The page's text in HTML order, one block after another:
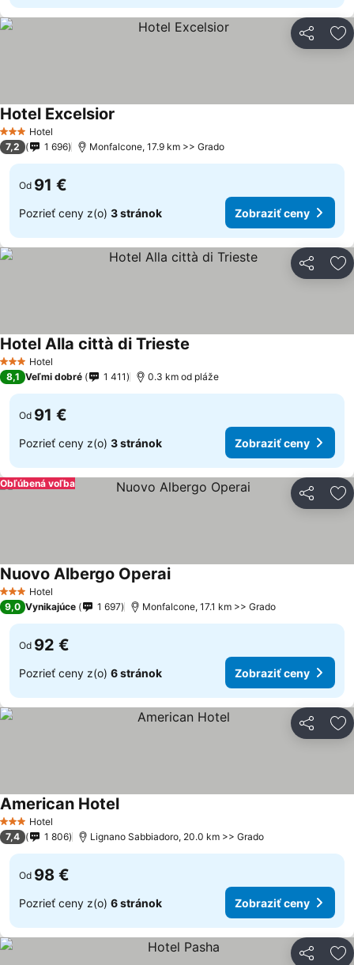
Zdieľať
3 Počet hviezdičiek
Hotel
Hotel Excelsior
7,2 1 696 Monfalcone, 17.9 km >> Grado
Od 91 €
Pozrieť ceny z(o) 3 stránok Zobraziť ceny
Zdieľať
3 Počet hviezdičiek
Hotel
Hotel Alla città di Trieste
8,1 Veľmi dobré 1 411 0.3 km od pláže
Od 91 €
Pozrieť ceny z(o) 3 stránok Zobraziť ceny
Zdieľať
Obľúbená voľba
3 Počet hviezdičiek
Hotel
Nuovo Albergo Operai
9,0 Vynikajúce 1 697 Monfalcone, 17.1 km >> Grado
Od 92 €
Pozrieť ceny z(o) 6 stránok Zobraziť ceny
Zdieľať
3 Počet hviezdičiek
Hotel
American Hotel
7,4 1 806 Lignano Sabbiadoro, 20.0 km >> Grado
Od 98 €
Pozrieť ceny z(o) 6 stránok Zobraziť ceny
Zdieľať